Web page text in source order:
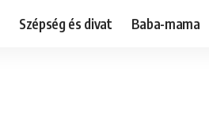
Szépség és divat Baba-mama